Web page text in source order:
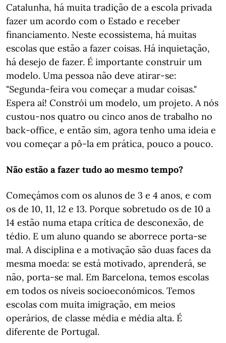
Catalunha, há muita tradição de a escola privada
fazer um acordo com o Estado e receber
financiamento. Neste ecossistema, há muitas
escolas que estão a fazer coisas. Há inquietação,
há desejo de fazer. É importante construir um
modelo. Uma pessoa não deve atirar-se:
"Segunda-feira vou começar a mudar coisas."
Espera aí! Constrói um modelo, um projeto. A nós
custou-nos quatro ou cinco anos de trabalho no
back-office, e então sim, agora tenho uma ideia e
vou começar a pô-la em prática, pouco a pouco.
Não estão a fazer tudo ao mesmo tempo?
Começámos com os alunos de 3 e 4 anos, e com
os de 10, 11, 12 e 13. Porque sobretudo os de 10 a
14 estão numa etapa crítica de desconexão, de
tédio. E um aluno quando se aborrece porta-se
mal. A disciplina e a motivação são duas faces da
mesma moeda: se está motivado, aprenderá, se
não, porta-se mal. Em Barcelona, temos escolas
em todos os níveis socioeconómicos. Temos
escolas com muita imigração, em meios
operários, de classe média e média alta. É
diferente de Portugal.